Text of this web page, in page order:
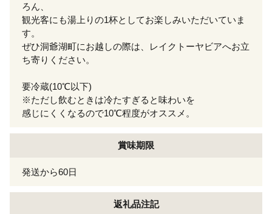
ろん、
観光客にも湯上りの1杯としてお楽しみいただいていま
す。
ぜひ洞爺湖町にお越しの際は、レイクトーヤビアへお立
ち寄りください。
要冷蔵(10℃以下)
※ただし飲むときは冷たすぎると味わいを
感じにくくなるので10℃程度がオススメ。
賞味期限
発送から60日
返礼品注記